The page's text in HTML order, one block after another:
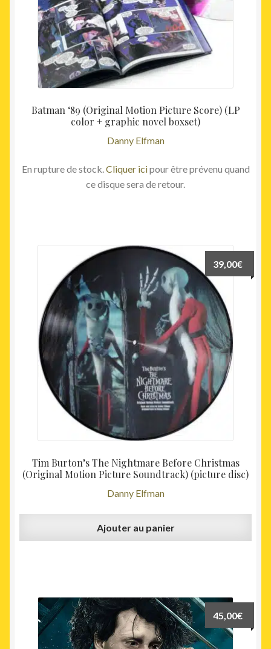
Batman ‘89 (Original Motion Picture Score) (LP
color + graphic novel boxset)
Danny Elfman
En rupture de stock.Cliquer icipour être prévenu quand
ce disque sera de retour.
Tim Burton’s The Nightmare Before Christmas
(Original Motion Picture Soundtrack) (picture disc)
Danny Elfman
39,00€
Ajouter au panier
45,00€